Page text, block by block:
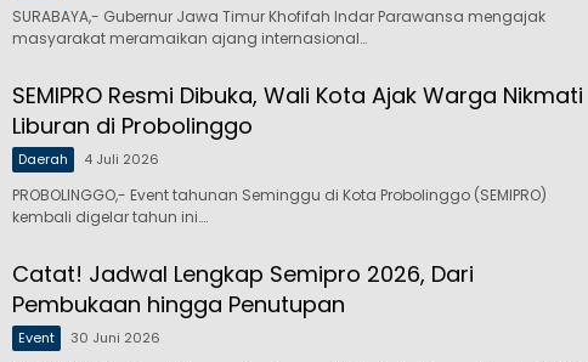
SURABAYA,- Gubernur Jawa Timur Khofifah Indar Parawansa mengajak
masyarakat meramaikan ajang internasional…
SEMIPRO Resmi Dibuka, Wali Kota Ajak Warga Nikmati
Liburan di Probolinggo
Daerah 4 Juli 2026
PROBOLINGGO,- Event tahunan Seminggu di Kota Probolinggo (SEMIPRO)
kembali digelar tahun ini….
Catat! Jadwal Lengkap Semipro 2026, Dari
Pembukaan hingga Penutupan
Event 30 Juni 2026